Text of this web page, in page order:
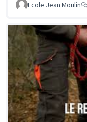
Ecole Jean Moulin